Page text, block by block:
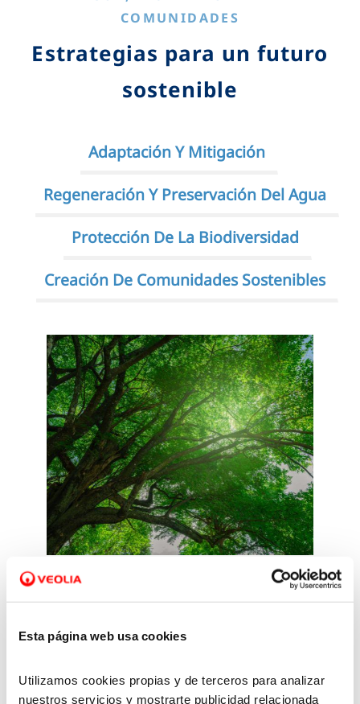
Esta página web usa cookies
Utilizamos cookies propias y de terceros para analizar
nuestros servicios y mostrarte publicidad relacionada
COMUNIDADES
Estrategias para un futuro
sostenible
Adaptación Y Mitigación
Regeneración Y Preservación Del Agua
Protección De La Biodiversidad
Creación De Comunidades Sostenibles
soluciones y medidas para